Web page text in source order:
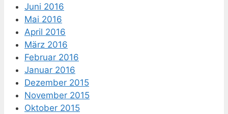
Juni 2016
Mai 2016
April 2016
März 2016
Februar 2016
Januar 2016
Dezember 2015
November 2015
Oktober 2015